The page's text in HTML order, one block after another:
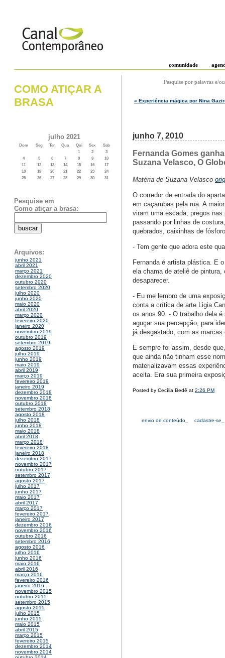
comunidade
COMO ATIÇAR A
BRASA
julho 2021
Dom Seg Ter Qua Qui Sex
Sab
1
2
3
4
5 6 7 8 9
10
11
12 13 14 15 16
17
18
19 20 21 22 23
24
25
26 27 28 29 30 31
Pesquise em
Como atiçar a brasa:
Arquivos:
junho 2021
abril 2021
março 2021
dezembro 2020
outubro 2020
setembro 2020
julho 2020
junho 2020
maio 2020
abril 2020
março 2020
fevereiro 2020
janeiro 2020
novembro 2019
outubro 2019
setembro 2019
agosto 2019
julho 2019
junho 2019
maio 2019
abril 2019
março 2019
fevereiro 2019
janeiro 2019
dezembro 2018
novembro 2018
outubro 2018
setembro 2018
agosto 2018
julho 2018
junho 2018
maio 2018
abril 2018
março 2018
fevereiro 2018
janeiro 2018
dezembro 2017
novembro 2017
outubro 2017
setembro 2017
agosto 2017
julho 2017
junho 2017
maio 2017
abril 2017
março 2017
fevereiro 2017
janeiro 2017
dezembro 2016
novembro 2016
outubro 2016
setembro 2016
agosto 2016
julho 2016
junho 2016
maio 2016
abril 2016
março 2016
fevereiro 2016
janeiro 2016
novembro 2015
outubro 2015
setembro 2015
agosto 2015
julho 2015
junho 2015
maio 2015
abril 2015
março 2015
fevereiro 2015
dezembro 2014
novembro 2014
Pesquise por palavras e/
« Experiência mágica por Nina
junho 7, 2010
Fernanda Gomes
Suzana Velasco, O
Matéria de Suzana Velasco
O corredor de entrada do
em caçambas pela rua. A
viram uma escada; pregos
passando por linhas de
quebrados, caixinhas de
- Tem gente que adora este
Fernanda é artista plástica. E
ela chama de ateliê de
desaparecer.
- Eu me lembro de uma
conta a crítica de arte Ligia
os anos 90. - O trabalho dela
aguçar sua percepção, para
já desgastado, com as
E sempre foi assim, desde
que ainda não tinham esse
materializavam essas
aceita. Era sua primeira
Posted by Cecília Bedê at 2:26 PM
envio de conteúdo_ cadastre-se_